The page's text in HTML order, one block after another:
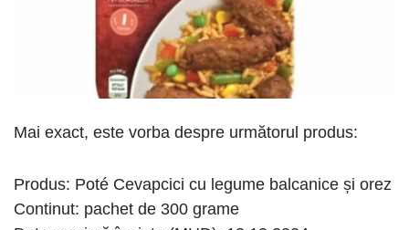
Mai exact, este vorba despre următorul produs:
Produs: Poté Cevapcici cu legume balcanice și orez
Continut: pachet de 300 grame